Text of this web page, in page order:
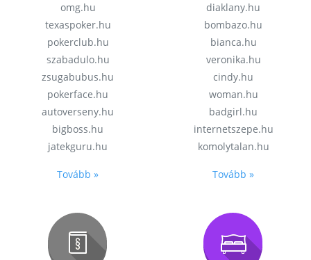
omg.hu
texaspoker.hu
pokerclub.hu
szabadulo.hu
zsugabubus.hu
pokerface.hu
autoverseny.hu
bigboss.hu
jatekguru.hu
Tovább »
diaklany.hu
bombazo.hu
bianca.hu
veronika.hu
cindy.hu
woman.hu
badgirl.hu
internetszepe.hu
komolytalan.hu
Tovább »